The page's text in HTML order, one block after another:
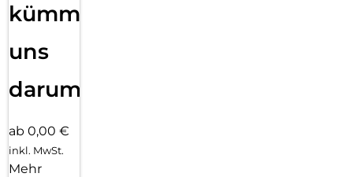
kümmern
uns
darum!
ab 0,00 €
inkl. MwSt.
Mehr